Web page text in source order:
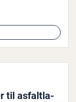
til as­falt­la­